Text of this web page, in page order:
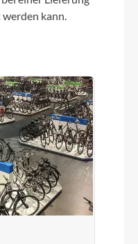
Herstellers
kann.